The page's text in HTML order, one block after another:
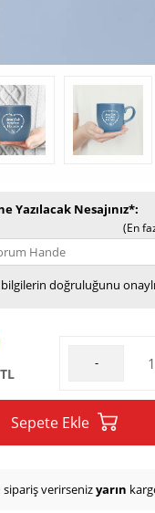
Yazılacak Nesajınız*
(En
doğruluğunu
TL
-
Sepete Ekle
sipariş verirsenizyarın